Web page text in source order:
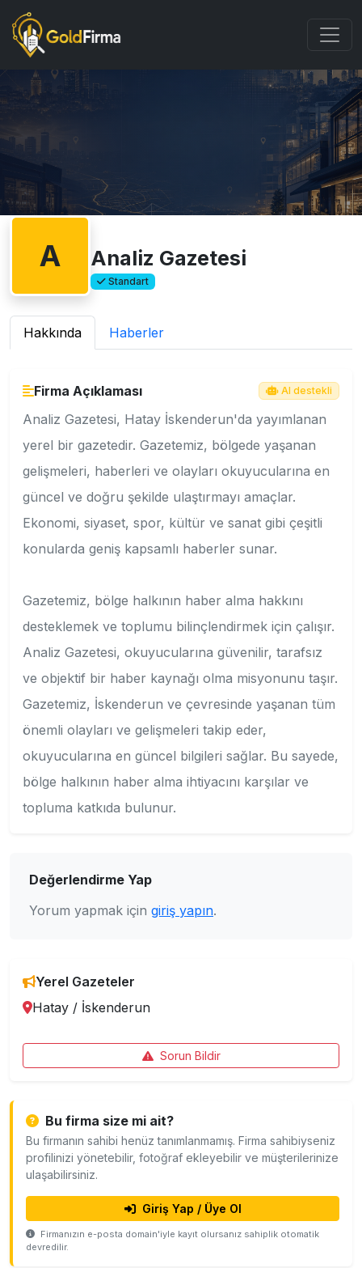
A Analiz Gazetesi
Standart
Hakkında Haberler
Firma Açıklaması AI destekli
Analiz Gazetesi, Hatay İskenderun'da yayımlanan
yerel bir gazetedir. Gazetemiz, bölgede yaşanan
gelişmeleri, haberleri ve olayları okuyucularına en
güncel ve doğru şekilde ulaştırmayı amaçlar.
Ekonomi, siyaset, spor, kültür ve sanat gibi çeşitli
konularda geniş kapsamlı haberler sunar.
Gazetemiz, bölge halkının haber alma hakkını
desteklemek ve toplumu bilinçlendirmek için çalışır.
Analiz Gazetesi, okuyucularına güvenilir, tarafsız
ve objektif bir haber kaynağı olma misyonunu taşır.
Gazetemiz, İskenderun ve çevresinde yaşanan tüm
önemli olayları ve gelişmeleri takip eder,
okuyucularına en güncel bilgileri sağlar. Bu sayede,
bölge halkının haber alma ihtiyacını karşılar ve
topluma katkıda bulunur.
Değerlendirme Yap
Yorum yapmak için giriş yapın.
Yerel Gazeteler
Hatay / İskenderun
Sorun Bildir
Bu firma size mi ait?
Bu firmanın sahibi henüz tanımlanmamış. Firma sahibiyseniz
profilinizi yönetebilir, fotoğraf ekleyebilir ve müşterilerinize
ulaşabilirsiniz.
Giriş Yap / Üye Ol
Firmanızın e-posta domain'iyle kayıt olursanız sahiplik otomatik
devredilir.